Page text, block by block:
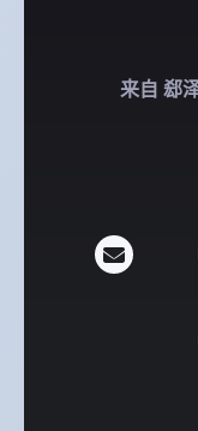
来自 郄